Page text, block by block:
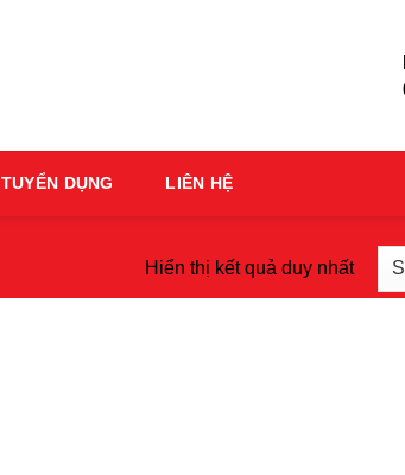
TUYỂN DỤNG LIÊN HỆ
Hiển thị kết quả duy nhất